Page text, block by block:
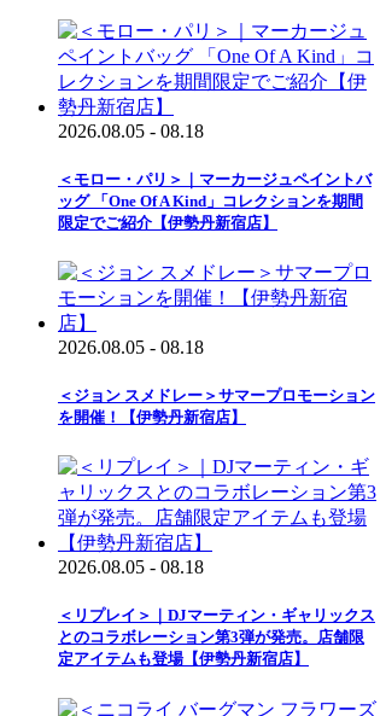
2026.08.05 - 08.18
＜モロー・パリ＞｜マーカージュペイントバ
ッグ 「One Of A Kind」コレクションを期間
限定でご紹介【伊勢丹新宿店】
2026.08.05 - 08.18
＜ジョン スメドレー＞サマープロモーション
を開催！【伊勢丹新宿店】
2026.08.05 - 08.18
＜リプレイ＞｜DJマーティン・ギャリックス
とのコラボレーション第3弾が発売。店舗限
定アイテムも登場【伊勢丹新宿店】